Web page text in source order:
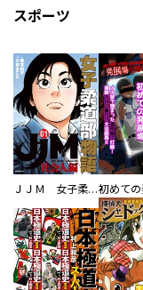
スポーツ
ＪＪＭ 女子柔道部物語 社会人編